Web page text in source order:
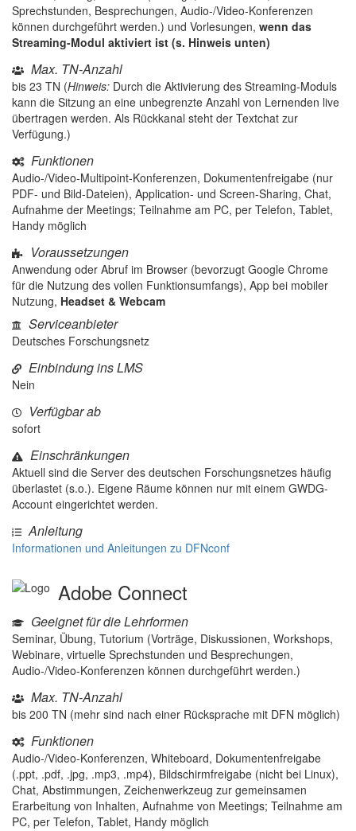
Sprechstunden, Besprechungen, Audio-/Video-Konferenzen
können durchgeführt werden.) und Vorlesungen, wenn das
Streaming-Modul aktiviert ist (s. Hinweis unten)
Max. TN-Anzahl
bis 23 TN (Hinweis: Durch die Aktivierung des Streaming-Moduls
kann die Sitzung an eine unbegrenzte Anzahl von Lernenden live
übertragen werden. Als Rückkanal steht der Textchat zur
Verfügung.)
Funktionen
Audio-/Video-Multipoint-Konferenzen, Dokumentenfreigabe (nur
PDF- und Bild-Dateien), Application- und Screen-Sharing, Chat,
Aufnahme der Meetings; Teilnahme am PC, per Telefon, Tablet,
Handy möglich
Voraussetzungen
Anwendung oder Abruf im Browser (bevorzugt Google Chrome
für die Nutzung des vollen Funktionsumfangs), App bei mobiler
Nutzung, Headset & Webcam
Serviceanbieter
Deutsches Forschungsnetz
Einbindung ins LMS
Nein
Verfügbar ab
sofort
Einschränkungen
Aktuell sind die Server des deutschen Forschungsnetzes häufig
überlastet (s.o.). Eigene Räume können nur mit einem GWDG-
Account eingerichtet werden.
Anleitung
Informationen und Anleitungen zu DFNconf
Adobe Connect
Geeignet für die Lehrformen
Seminar, Übung, Tutorium (Vorträge, Diskussionen, Workshops,
Webinare, virtuelle Sprechstunden und Besprechungen,
Audio-/Video-Konferenzen können durchgeführt werden.)
Max. TN-Anzahl
bis 200 TN (mehr sind nach einer Rücksprache mit DFN möglich)
Funktionen
Audio-/Video-Konferenzen, Whiteboard, Dokumentenfreigabe
(.ppt, .pdf, .jpg, .mp3, .mp4), Bildschirmfreigabe (nicht bei Linux),
Chat, Abstimmungen, Zeichenwerkzeug zur gemeinsamen
Erarbeitung von Inhalten, Aufnahme von Meetings; Teilnahme am
PC, per Telefon, Tablet, Handy möglich